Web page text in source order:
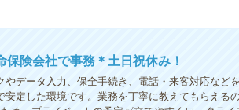
険会社で事務＊土日祝休み！
やデータ入力、保全手続き、電話・来客対応など
定した環境です。業務を丁寧に教えてもらえる